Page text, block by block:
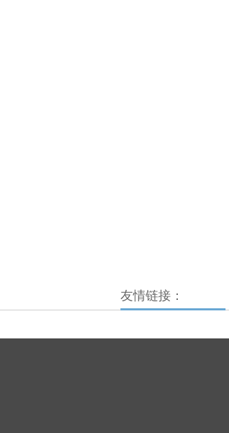
友情链接：